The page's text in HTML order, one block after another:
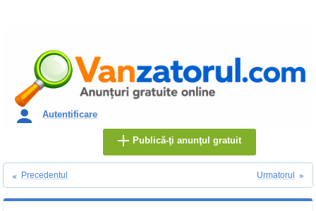
Autentificare
Publică-ţi anunţul gratuit
Precedentul Urmatorul